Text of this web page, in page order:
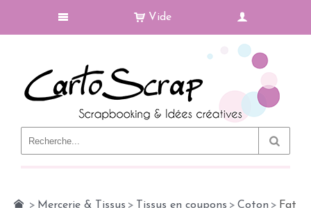
Vide
> Mercerie & Tissus > Tissus en coupons > Coton > Fat